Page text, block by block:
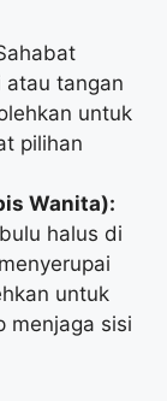
atau tangan
untuk
pilihan
Wanita):
halus di
untuk
menjaga sisi